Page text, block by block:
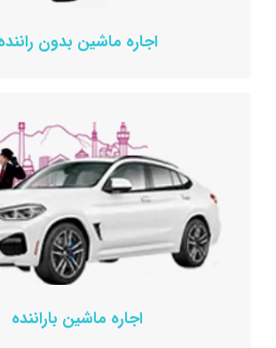
اجاره ماشین بدون راننده
اجاره ماشین باراننده